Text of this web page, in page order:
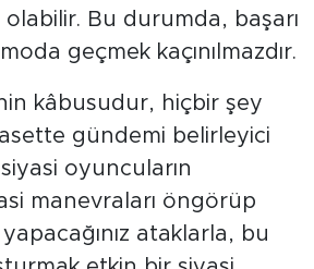
Bu durumda, başarı
geçmek kaçınılmazdır.
kâbusudur, hiçbir şey
gündemi belirleyici
oyuncuların
manevraları öngörüp
ataklarla, bu